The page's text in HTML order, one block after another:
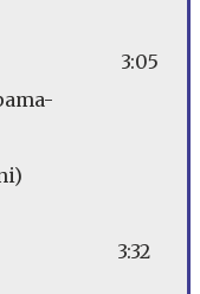
CCC) 3:05
3:32